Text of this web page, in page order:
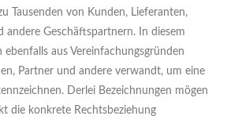
Tausenden von Kunden, Lieferanten,
andere Geschäftspartnern. In diesem
aus Vereinfachungsgründen
Partner und andere verwandt, um eine
Derlei Bezeichnungen mögen
die konkrete Rechtsbeziehung